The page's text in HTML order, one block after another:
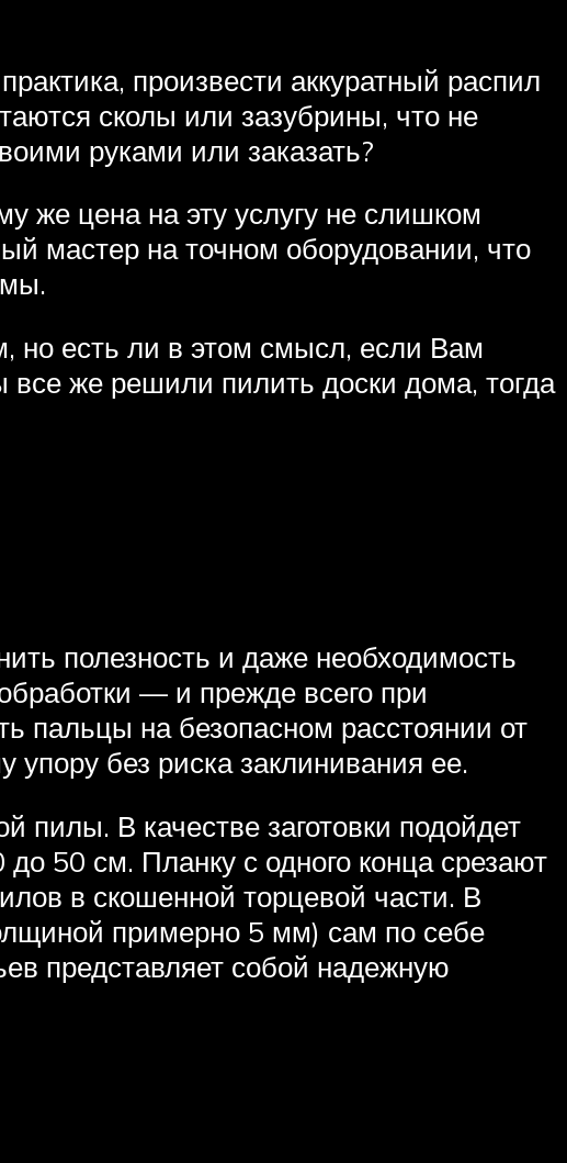
произвести аккуратный распил
сколы или зазубрины, что не
руками или заказать?
же цена на эту услугу не слишком
мастер на точном оборудовании, что
но есть ли в этом смысл, если Вам
же решили пилить доски дома, тогда
полезность и даже необходимость
— и прежде всего при
пальцы на безопасном расстоянии от
без риска заклинивания ее.
В качестве заготовки подойдет
50 см. Планку с одного конца срезают
в скошенной торцевой части. В
примерно 5 мм) сам по себе
представляет собой надежную